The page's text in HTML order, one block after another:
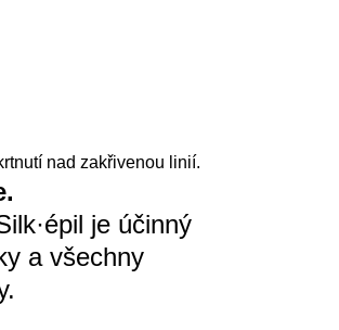
nad zakřivenou linií.
je účinný
a všechny